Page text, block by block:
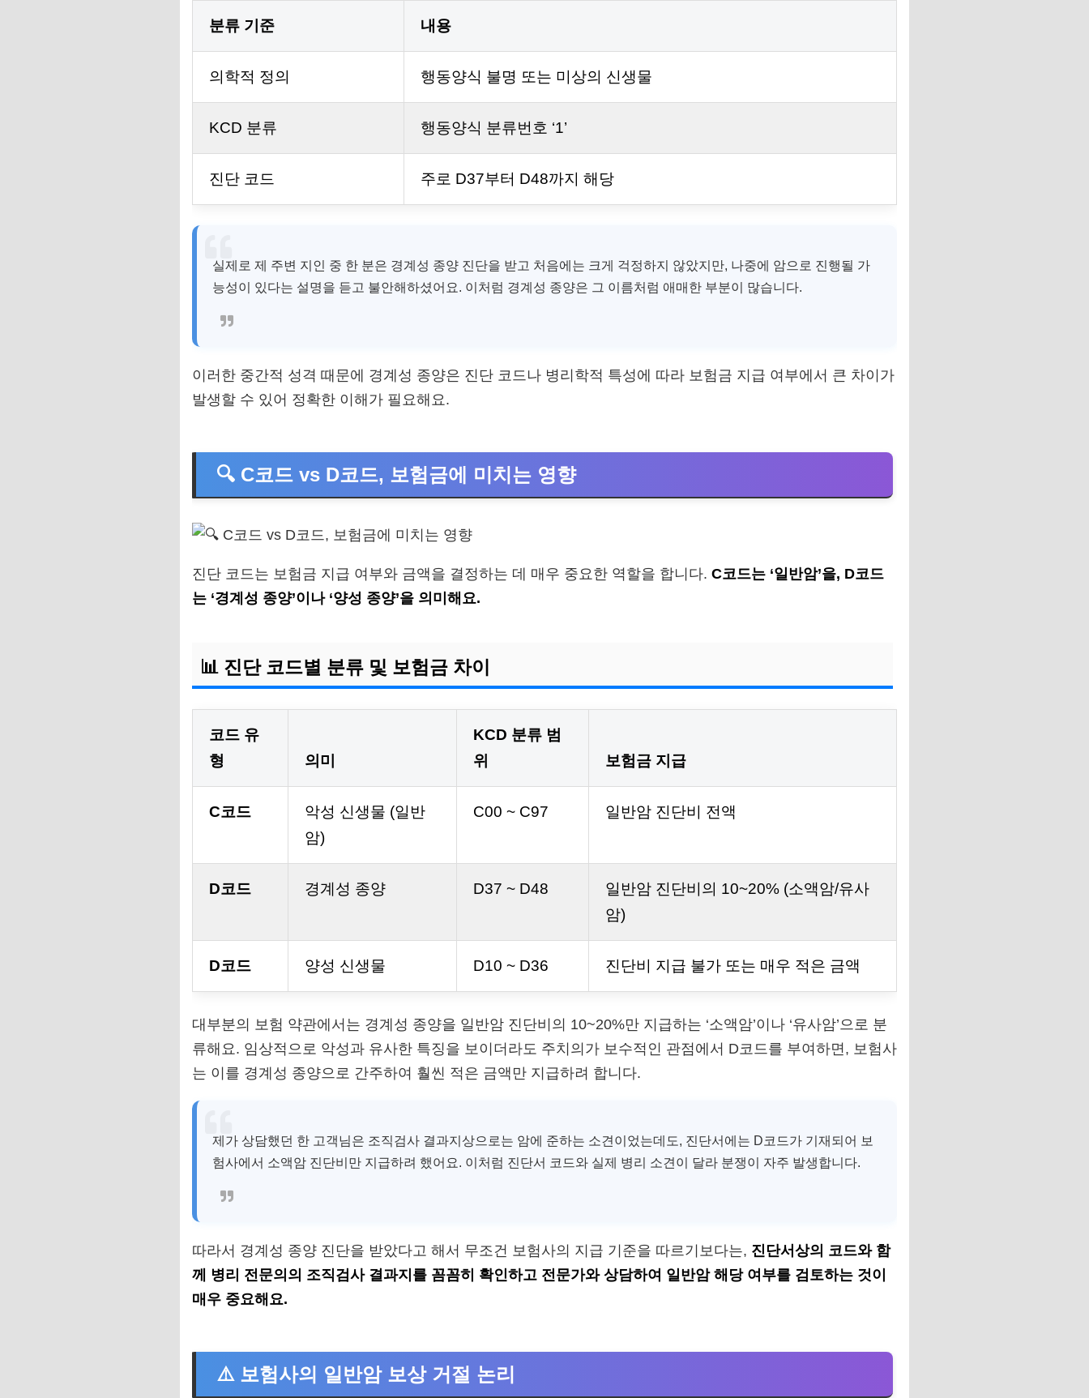
분류 기준 내용
의학적 정의 행동양식 불명 또는 미상의 신생물
KCD 분류 행동양식 분류번호 ‘1’
진단 코드 주로 D37부터 D48까지 해당
실제로 제 주변 지인 중 한 분은 경계성 종양 진단을 받고 처음에는 크게 걱정하지 않았지만, 나중에 암으로 진행될 가
능성이 있다는 설명을 듣고 불안해하셨어요. 이처럼 경계성 종양은 그 이름처럼 애매한 부분이 많습니다.
이러한 중간적 성격 때문에 경계성 종양은 진단 코드나 병리학적 특성에 따라 보험금 지급 여부에서 큰 차이가
발생할 수 있어 정확한 이해가 필요해요.
🔍 C코드 vs D코드, 보험금에 미치는 영향
진단 코드는 보험금 지급 여부와 금액을 결정하는 데 매우 중요한 역할을 합니다. C코드는 ‘일반암’을, D코드
는 ‘경계성 종양’이나 ‘양성 종양’을 의미해요.
📊 진단 코드별 분류 및 보험금 차이
코드 유
형
의미
KCD 분류 범
위
보험금 지급
C코드
악성 신생물 (일반
암)
C00 ~ C97 일반암 진단비 전액
D코드 경계성 종양 D37 ~ D48
일반암 진단비의 10~20% (소액암/유사
암)
D코드 양성 신생물 D10 ~ D36 진단비 지급 불가 또는 매우 적은 금액
대부분의 보험 약관에서는 경계성 종양을 일반암 진단비의 10~20%만 지급하는 ‘소액암’이나 ‘유사암’으로 분
류해요. 임상적으로 악성과 유사한 특징을 보이더라도 주치의가 보수적인 관점에서 D코드를 부여하면, 보험사
는 이를 경계성 종양으로 간주하여 훨씬 적은 금액만 지급하려 합니다.
제가 상담했던 한 고객님은 조직검사 결과지상으로는 암에 준하는 소견이었는데도, 진단서에는 D코드가 기재되어 보
험사에서 소액암 진단비만 지급하려 했어요. 이처럼 진단서 코드와 실제 병리 소견이 달라 분쟁이 자주 발생합니다.
따라서 경계성 종양 진단을 받았다고 해서 무조건 보험사의 지급 기준을 따르기보다는, 진단서상의 코드와 함
께 병리 전문의의 조직검사 결과지를 꼼꼼히 확인하고 전문가와 상담하여 일반암 해당 여부를 검토하는 것이
매우 중요해요.
⚠️ 보험사의 일반암 보상 거절 논리